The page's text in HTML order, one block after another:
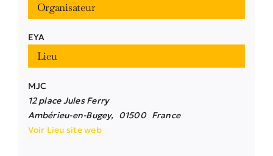
Lieu
MJC
12 place Jules Ferry
Ambérieu-en-Bugey, 01500 France
Voir Lieu site web
Organisateur
EYA